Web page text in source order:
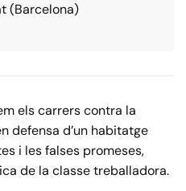
(Barcelona)
els carrers contra la
defensa d’un habitatge
i les falses promeses,
de la classe treballadora.